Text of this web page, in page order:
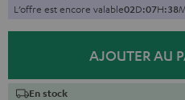
L’offre est encore valable02D:07H:38
AJOUTER AU
En stock